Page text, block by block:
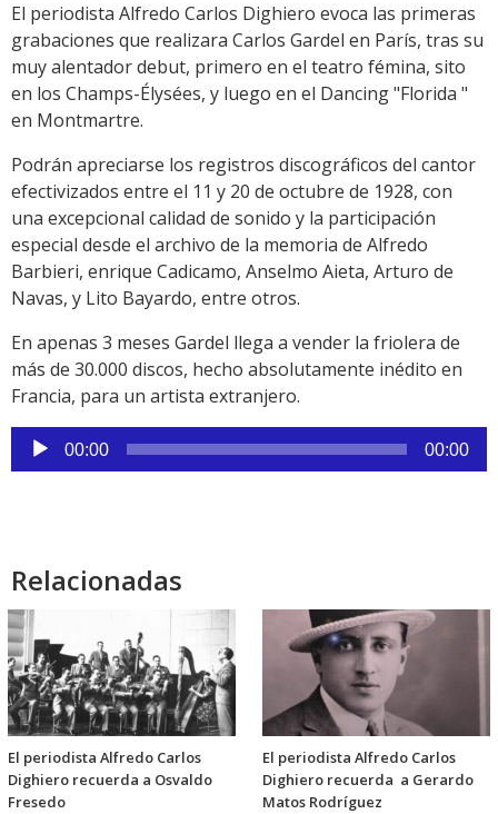
El periodista Alfredo Carlos Dighiero evoca las primeras
grabaciones que realizara Carlos Gardel en París, tras su
muy alentador debut, primero en el teatro fémina, sito
en los Champs-Élysées, y luego en el Dancing "Florida "
en Montmartre.
Podrán apreciarse los registros discográficos del cantor
efectivizados entre el 11 y 20 de octubre de 1928, con
una excepcional calidad de sonido y la participación
especial desde el archivo de la memoria de Alfredo
Barbieri, enrique Cadicamo, Anselmo Aieta, Arturo de
Navas, y Lito Bayardo, entre otros.
En apenas 3 meses Gardel llega a vender la friolera de
más de 30.000 discos, hecho absolutamente inédito en
Francia, para un artista extranjero.
Reproductor
de
00:00 00:00
Relacionadas
El periodista Alfredo Carlos
Dighiero recuerda a Osvaldo
Fresedo
El periodista Alfredo Carlos
Dighiero recuerda a Gerardo
Matos Rodríguez